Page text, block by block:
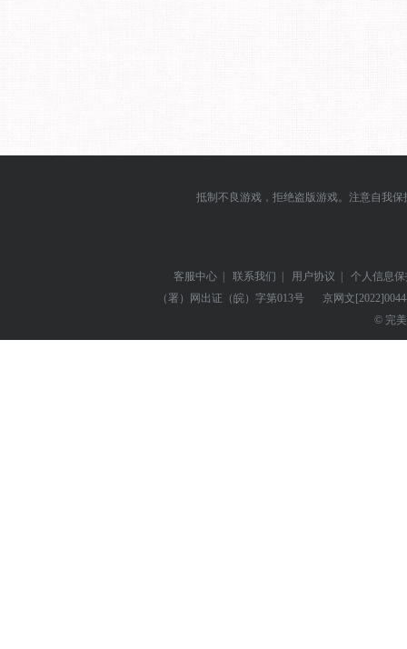
抵制不良游戏，拒绝盗版游戏。注意自我
客服中心 | 联系我们 | 用户协议 |
个人信息
（署）网出证（皖）字第013号
京网文
© 完美